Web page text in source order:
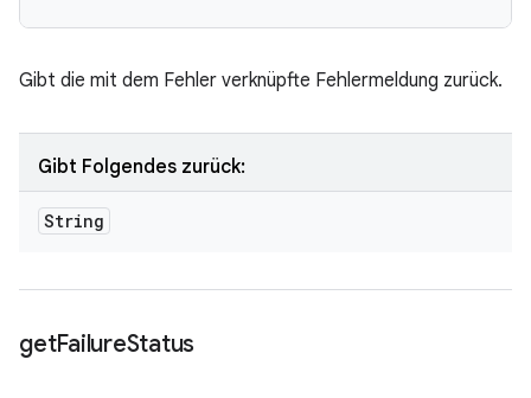
Gibt die mit dem Fehler verknüpfte Fehlermeldung zurück.
Gibt Folgendes zurück:
String
getFailureStatus